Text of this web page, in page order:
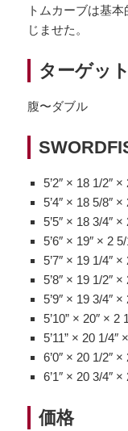
トムカーブは基
じませた。
ターゲッ
腹〜ダブル
5’2″ × 18 1/2″
5’4″ × 18 5/8″
5’5″ × 18 3/4″
5’6″ × 19″ × 2
5’7″ × 19 1/4″
5’8″ × 19 1/2″
5’9″ × 19 3/4″
5’10” × 20″ × 2
5’11” × 20 1/4″
6’0″ × 20 1/2″
6’1″ × 20 3/4″
価格